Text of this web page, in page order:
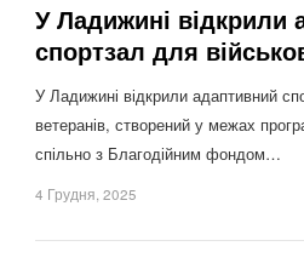
У Ладижині відкрили
спортзал для
У Ладижині відкрили адаптивний
ветеранів, створений у межах
спільно з Благодійним фондом…
4 Грудня, 2025